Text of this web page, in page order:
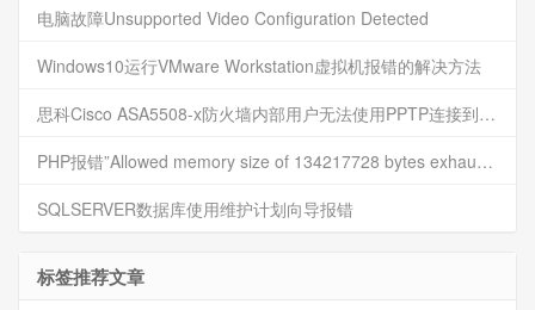
电脑故障Unsupported Video Configuration Detected
Windows10运行VMware Workstation虚拟机报错的解决方法
思科Cisco ASA5508-x防火墙内部用户无法使用PPTP连接到VPN
PHP报错”Allowed memory size of 134217728 bytes exhausted“的解决方法
SQLSERVER数据库使用维护计划向导报错
标签推荐文章